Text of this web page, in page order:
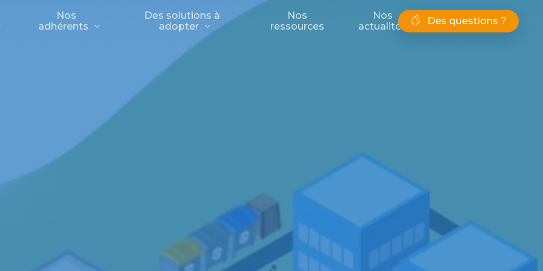
Nos
adhérents
Des solutions à
adopter
Nos
ressources
Nos
actualités
Des questions ?